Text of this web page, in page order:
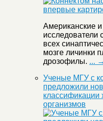
Американские
исследователи
всех
мозге личинки
дрозофилы. ... →
Ученые МГУ с
предложили
классификации
организмов